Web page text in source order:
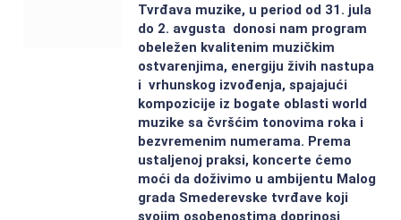
Tvrđava muzike, u period od 31. jula
do 2. avgusta donosi nam program
obeležen kvalitenim muzičkim
ostvarenjima, energiju živih nastupa
i vrhunskog izvođenja, spajajući
kompozicije iz bogate oblasti world
muzike sa čvršćim tonovima roka i
bezvremenim numerama. Prema
ustaljenoj praksi, koncerte ćemo
moći da doživimo u ambijentu Malog
grada Smederevske tvrđave koji
svojim osobenostima doprinosi